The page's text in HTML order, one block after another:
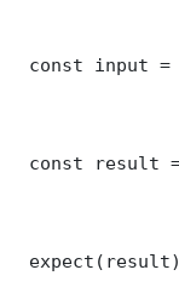
const input
const result